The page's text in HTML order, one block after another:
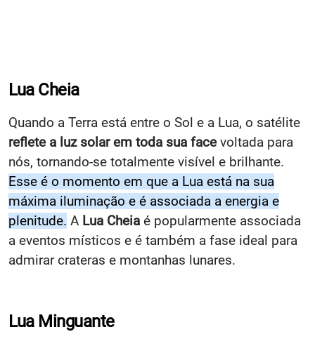
Lua Cheia
Quando a Terra está entre o Sol e a Lua, o satélite
reflete a luz solar em toda sua facevoltada para
nós, tornando-se totalmente visível e brilhante.
Esse é o momento em que a Lua está na sua
máxima iluminação e é associada a energia e
plenitude. A Lua Cheia é popularmente associada
a eventos místicos e é também a fase ideal para
admirar crateras e montanhas lunares.
Lua Minguante